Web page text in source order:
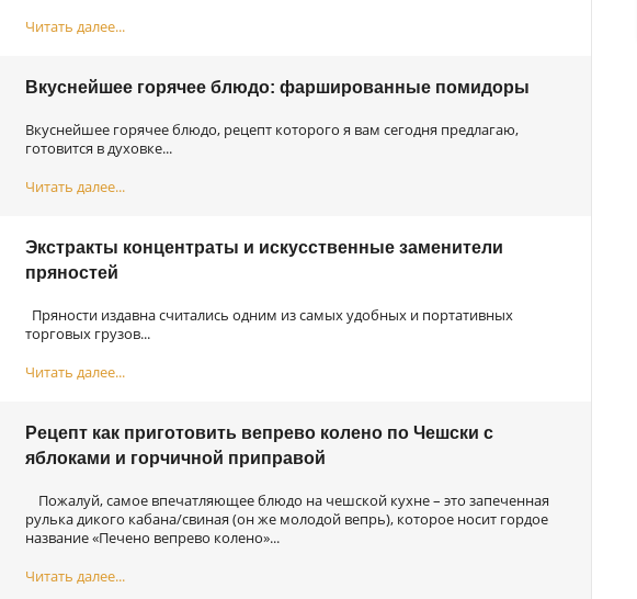
Читать далее...
Вкуснейшее горячее блюдо: фаршированные помидоры
Вкуснейшее горячее блюдо, рецепт которого я вам сегодня предлагаю,
готовится в духовке...
Читать далее...
Экстракты концентраты и искусственные заменители
пряностей
Пряности издавна считались одним из самых удобных и портативных
торговых грузов...
Читать далее...
Рецепт как приготовить вепрево колено по Чешски с
яблоками и горчичной приправой
Пожалуй, самое впечатляющее блюдо на чешской кухне – это запеченная
рулька дикого кабана/свиная (он же молодой вепрь), которое носит гордое
название «Печено вепрево колено»...
Читать далее...